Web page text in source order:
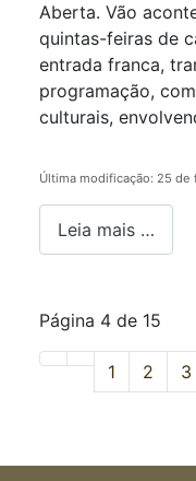
Aberta. Vão
quintas-feiras de
entrada franca,
programação,
culturais,
Última modificação: 25
Leia mais …
Página 4 de 15
1 2 3